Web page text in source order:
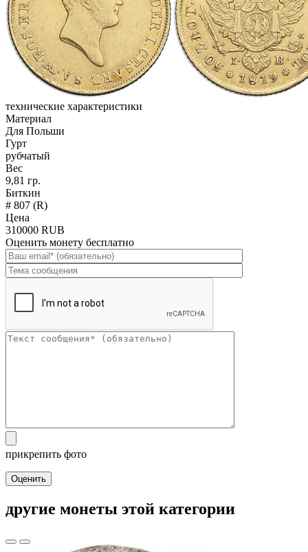
технические характеристики
Материал
Для Польши
Гурт
рубчатый
Вес
9,81 гр.
Биткин
# 807 (R)
Цена
310000 RUB
Оценить монету бесплатно
прикрепить фото
Оценить
другие монеты этой категории